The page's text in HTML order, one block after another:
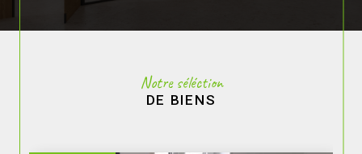
Notre séléction
DE BIENS